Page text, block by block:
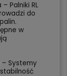
Palniki RL
do
w
– Systemy